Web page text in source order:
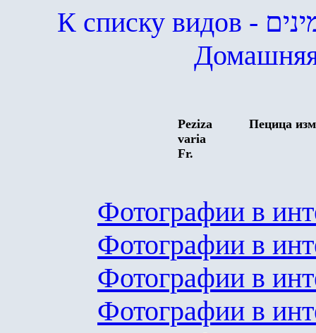
К списку видов
Pеziza
varia
Fr.
Пецица
Фотографии в
Фотографии в
Фотографии в
Фотографии в